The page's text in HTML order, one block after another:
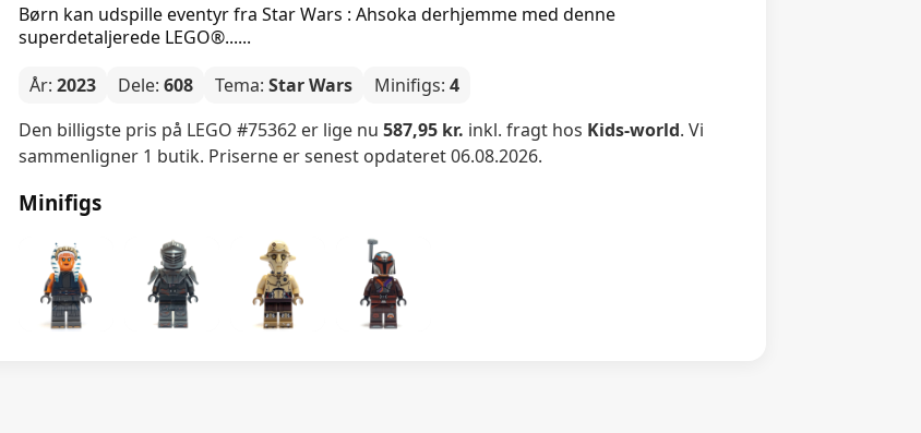
Børn kan udspille eventyr fra Star Wars : Ahsoka derhjemme med denne
superdetaljerede LEGO®......
År:2023 Dele:608 Tema:Star Wars Minifigs:4
Den billigste pris på LEGO #75362 er lige nu587,95 kr. inkl. fragt hos Kids-world. Vi
sammenligner 1 butik. Priserne er senest opdateret 06.08.2026.
Minifigs